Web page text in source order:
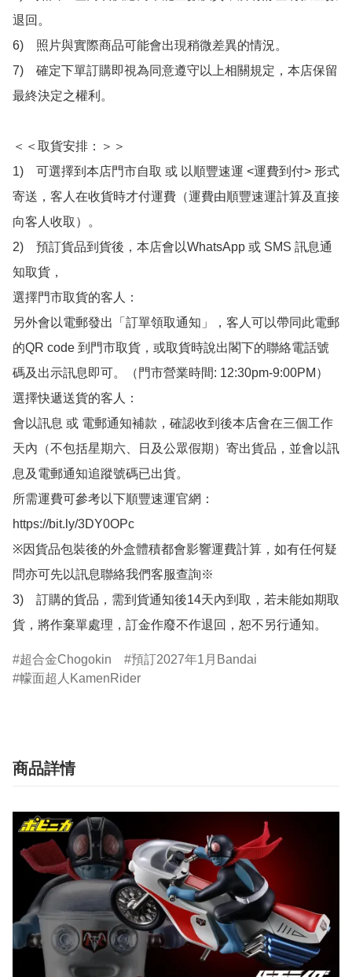
退回。
6)　照片與實際商品可能會出現稍微差異的情況。
7)　確定下單訂購即視為同意遵守以上相關規定，本店保留
最終決定之權利。
＜＜取貨安排：＞＞
1)　可選擇到本店門市自取 或 以順豐速運 <運費到付> 形式
寄送，客人在收貨時才付運費（運費由順豐速運計算及直接
向客人收取）。
2)　預訂貨品到貨後，本店會以WhatsApp 或 SMS 訊息通
知取貨，
選擇門市取貨的客人：
另外會以電郵發出「訂單領取通知」，客人可以帶同此電郵
的QR code 到門市取貨，或取貨時說出閣下的聯絡電話號
碼及出示訊息即可。（門市營業時間: 12:30pm-9:00PM）
選擇快遞送貨的客人：
會以訊息 或 電郵通知補款，確認收到後本店會在三個工作
天內（不包括星期六、日及公眾假期）寄出貨品，並會以訊
息及電郵通知追蹤號碼已出貨。
所需運費可參考以下順豐速運官網：
https://bit.ly/3DY0OPc
※因貨品包裝後的外盒體積都會影響運費計算，如有任何疑
問亦可先以訊息聯絡我們客服查詢※
3)　訂購的貨品，需到貨通知後14天內到取，若未能如期取
貨，將作棄單處理，訂金作廢不作退回，恕不另行通知。
超合金Chogokin
預訂2027年1月Bandai
幪面超人KamenRider
商品詳情